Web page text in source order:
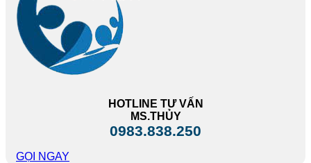
HOTLINE TƯ VẤN
MS.THỦY
0983.838.250
GỌI NGAY